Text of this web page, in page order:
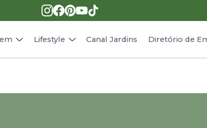
Lifestyle
Receitas
Canal Jardins Diretório de